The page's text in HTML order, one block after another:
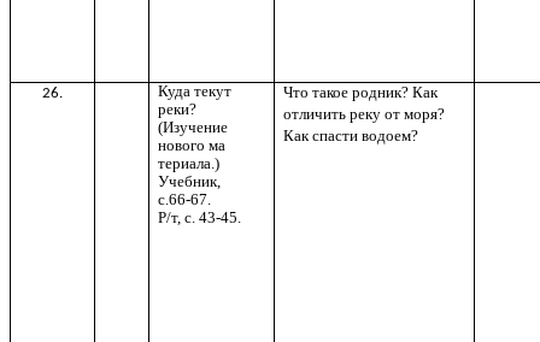
26.
Куда текут
реки?
(Изучение
нового ма
териала.)
Учебник,
с.66-67.
Р/т, с. 43-45.
Что такое родник? Как
отличить реку от моря?
Как спасти водоем?